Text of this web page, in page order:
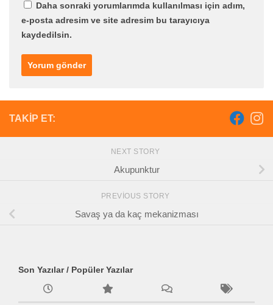
Daha sonraki yorumlarımda kullanılması için adım,
e-posta adresim ve site adresim bu tarayıcıya
kaydedilsin.
TAKIP ET:
NEXT STORY
Akupunktur
PREVIOUS STORY
Savaş ya da kaç mekanizması
Son Yazılar / Popüler Yazılar